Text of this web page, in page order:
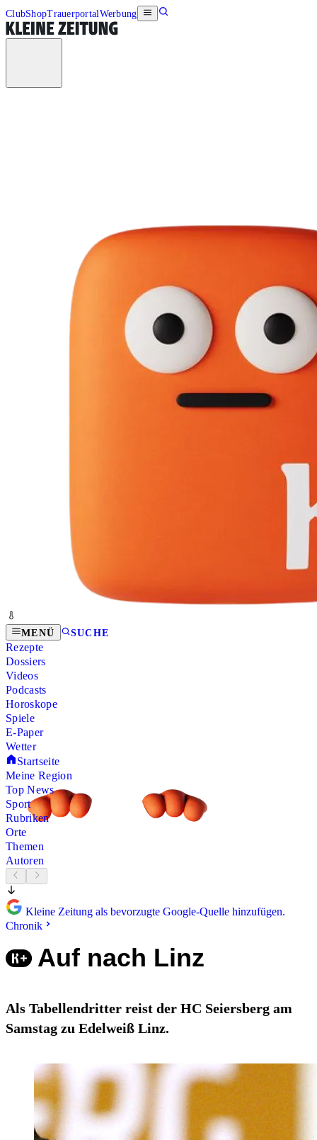
ClubShopTrauerportalWerbung
MENÜ SUCHE
Rezepte
Dossiers
Videos
Podcasts
Horoskope
Spiele
E-Paper
Wetter
Startseite
Meine Region
Top News
Sport
Rubriken
Orte
Themen
Autoren
Kleine Zeitung als bevorzugte Google-Quelle hinzufügen.
Chronik
Auf nach Linz
Als Tabellendritter reist der HC Seiersberg am
Samstag zu Edelweiß Linz.